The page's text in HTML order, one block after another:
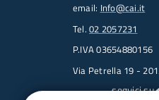
email: Info@cai.it
Tel. 02 2057231
P.IVA 03654880156
Via Petrella 19 -
seguici su